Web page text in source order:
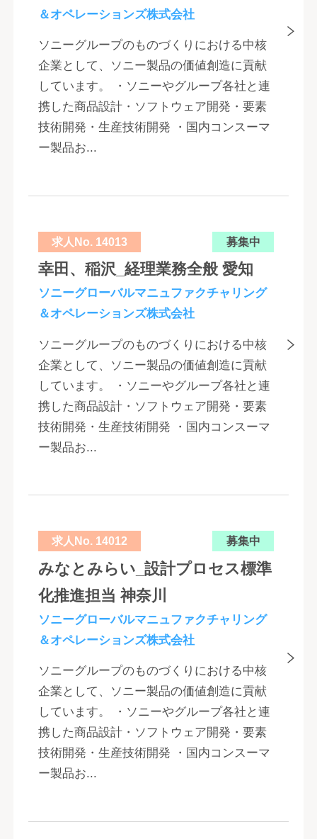
＆オペレーションズ株式会社
ソニーグループのものづくりにおける中核
企業として、ソニー製品の価値創造に貢献
しています。 ・ソニーやグループ各社と連
携した商品設計・ソフトウェア開発・要素
技術開発・生産技術開発 ・国内コンスーマ
ー製品お...
求人No. 14013 募集中
幸田、稲沢_経理業務全般 愛知
ソニーグローバルマニュファクチャリング
＆オペレーションズ株式会社
ソニーグループのものづくりにおける中核
企業として、ソニー製品の価値創造に貢献
しています。 ・ソニーやグループ各社と連
携した商品設計・ソフトウェア開発・要素
技術開発・生産技術開発 ・国内コンスーマ
ー製品お...
求人No. 14012 募集中
みなとみらい_設計プロセス標準
化推進担当 神奈川
ソニーグローバルマニュファクチャリング
＆オペレーションズ株式会社
ソニーグループのものづくりにおける中核
企業として、ソニー製品の価値創造に貢献
しています。 ・ソニーやグループ各社と連
携した商品設計・ソフトウェア開発・要素
技術開発・生産技術開発 ・国内コンスーマ
ー製品お...